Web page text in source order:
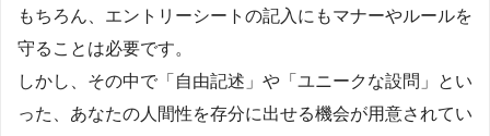
もちろん、エントリーシートの記入にもマナーやルールを
守ることは必要です。
しかし、その中で「自由記述」や「ユニークな設問」とい
った、あなたの人間性を存分に出せる機会が用意されてい